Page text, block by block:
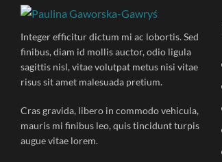
Integer efficitur dictum mi ac lobortis. Sed
finibus, diam id mollis auctor, odio ligula
sagittis nisl, vitae volutpat metus nisi vitae
risus sit amet malesuada pretium.
Cras gravida, libero in commodo vehicula,
mauris mi finibus leo, quis tincidunt turpis
augue vitae lorem.